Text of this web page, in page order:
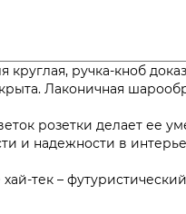
ручка-кноб
Лаконичная
розетки делает ее
и надежности в
тек –